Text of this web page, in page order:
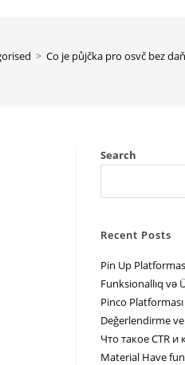
> Co je půjčka pro osvč bez
Search
Recent Posts
Pin Up
Funksionallıq və
Pinco
Değerlendirme
Что такое CTR и
Material Have